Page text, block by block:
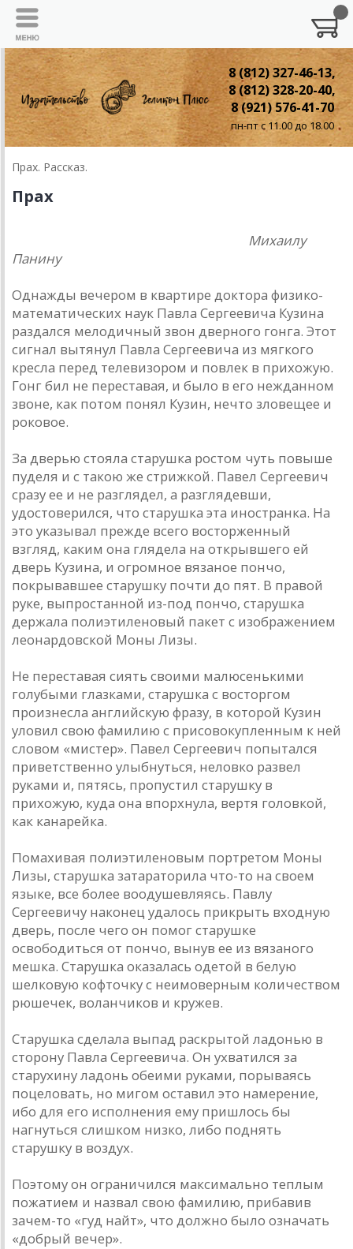
8 (812) 327-46-13,
8 (812) 328-20-40,
8 (921) 576-41-70
пн-пт с 11.00 до 18.00
Прах. Рассказ.
Прах
Михаилу
Панину
Однажды вечером в квартире доктора физико-
математических наук Павла Сергеевича Кузина
раздался мелодичный звон дверного гонга. Этот
сигнал вытянул Павла Сергеевича из мягкого
кресла перед телевизором и повлек в прихожую.
Гонг бил не переставая, и было в его нежданном
звоне, как потом понял Кузин, нечто зловещее и
роковое.
За дверью стояла старушка ростом чуть повыше
пуделя и с такою же стрижкой. Павел Сергеевич
сразу ее и не разглядел, а разглядевши,
удостоверился, что старушка эта иностранка. На
это указывал прежде всего восторженный
взгляд, каким она глядела на открывшего ей
дверь Кузина, и огромное вязаное пончо,
покрывавшее старушку почти до пят. В правой
руке, выпростанной из-под пончо, старушка
держала полиэтиленовый пакет с изображением
леонардовской Моны Лизы.
Не переставая сиять своими малюсенькими
голубыми глазками, старушка с восторгом
произнесла английскую фразу, в которой Кузин
уловил свою фамилию с присовокупленным к ней
словом «мистер». Павел Сергеевич попытался
приветственно улыбнуться, неловко развел
руками и, пятясь, пропустил старушку в
прихожую, куда она впорхнула, вертя головкой,
как канарейка.
Помахивая полиэтиленовым портретом Моны
Лизы, старушка затараторила что-то на своем
языке, все более воодушевляясь. Павлу
Сергеевичу наконец удалось прикрыть входную
дверь, после чего он помог старушке
освободиться от пончо, вынув ее из вязаного
мешка. Старушка оказалась одетой в белую
шелковую кофточку с неимоверным количеством
рюшечек, воланчиков и кружев.
Старушка сделала выпад раскрытой ладонью в
сторону Павла Сергеевича. Он ухватился за
старухину ладонь обеими руками, порываясь
поцеловать, но мигом оста­вил это намерение,
ибо для его исполнения ему пришлось бы
нагнуться слишком низко, либо поднять
старушку в воздух.
Поэтому он ограничился максимально теплым
пожатием и назвал свою фамилию, прибавив
зачем-то «гуд найт», что должно было означать
«добрый вечер».